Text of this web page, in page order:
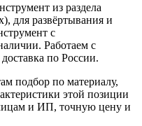
из раздела
для развёртывания и
с
Работаем с
по России.
подбор по материалу,
этой позиции
и ИП, точную цену и